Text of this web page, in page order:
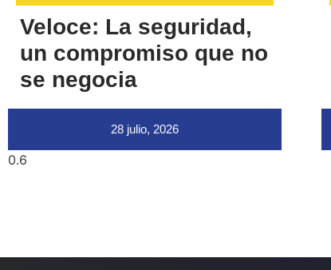
Veloce: La seguridad,
un compromiso que no
se negocia
28 julio, 2026